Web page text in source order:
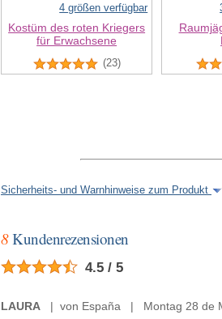
4 größen verfügbar
Kostüm des roten Kriegers
für Erwachsene
(23)
Sicherheits- und Warnhinweise zum Produkt
8Kundenrezensionen
4.5 / 5
LAURA | von España | Montag 28 de